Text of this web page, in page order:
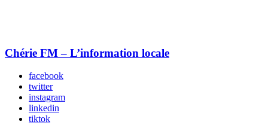
Chérie FM – L’information locale
facebook
twitter
instagram
linkedin
tiktok